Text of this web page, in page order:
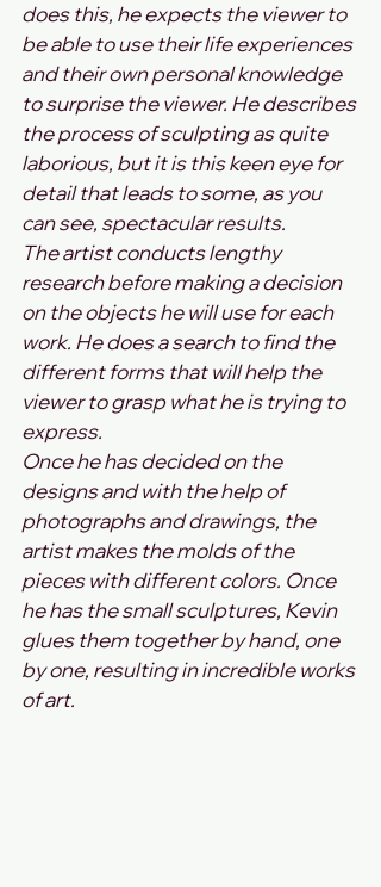
does this, he expects the viewer to
be able to use their life experiences
and their own personal knowledge
to surprise the viewer. He describes
the process of sculpting as quite
laborious, but it is this keen eye for
detail that leads to some, as you
can see, spectacular results.
The artist conducts lengthy
research before making a decision
on the objects he will use for each
work. He does a search to find the
different forms that will help the
viewer to grasp what he is trying to
express.
Once he has decided on the
designs and with the help of
photographs and drawings, the
artist makes the molds of the
pieces with different colors. Once
he has the small sculptures, Kevin
glues them together by hand, one
by one, resulting in incredible works
of art.